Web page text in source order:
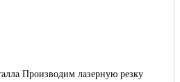
Производим лазерную резку